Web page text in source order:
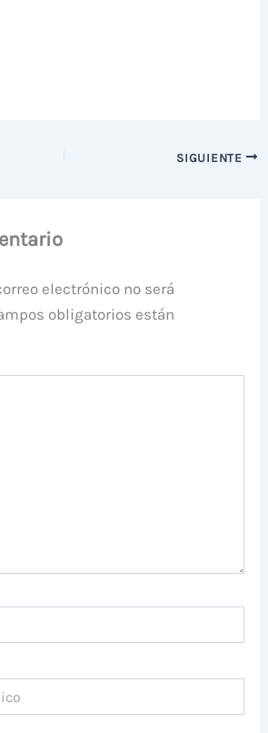
SIGUIENTE
electrónico no será
obligatorios están